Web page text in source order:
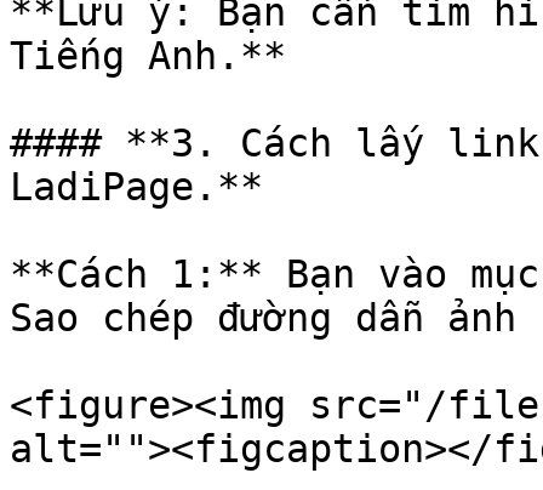
**Lưu ý: Bạn cần tìm
Tiếng Anh.**
#### **3. Cách lấy
LadiPage.**
**Cách 1:** Bạn vào
Sao chép đường dẫn
<figure><img src="/files/
alt=""><figcaption></